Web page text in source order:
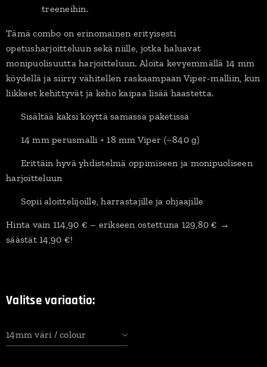
treeneihin.
Tämä combo on erinomainen erityisesti
opetusharjoitteluun sekä niille, jotka haluavat
monipuolisuutta harjoitteluun. Aloita kevyemmällä 14 mm
köydellä ja siirry vähitellen raskaampaan Viper-malliin, kun
liikkeet kehittyvät ja keho kaipaa lisää haastetta.
✔️ Sisältää kaksi köyttä samassa paketissa
✔️ 14 mm perusmalli + 18 mm Viper (~840 g)
✔️ Erittäin hyvä yhdistelmä oppimiseen ja monipuoliseen
harjoitteluun
✔️ Sopii aloittelijoille, harrastajille ja ohjaajille
Hinta vain 114,90 € – erikseen ostettuna 129,80 € →
säästät 14,90 €!
Valitse variaatio:
14mm väri / colour